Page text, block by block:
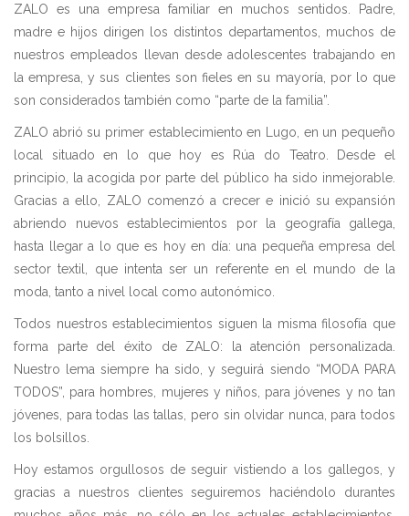
ZALO es una empresa familiar en muchos sentidos. Padre,
madre e hijos dirigen los distintos departamentos, muchos de
nuestros empleados llevan desde adolescentes trabajando en
la empresa, y sus clientes son fieles en su mayoría, por lo que
son considerados también como “parte de la familia”.
ZALO abrió su primer establecimiento en Lugo, en un pequeño
local situado en lo que hoy es Rúa do Teatro. Desde el
principio, la acogida por parte del público ha sido inmejorable.
Gracias a ello, ZALO comenzó a crecer e inició su expansión
abriendo nuevos establecimientos por la geografía gallega,
hasta llegar a lo que es hoy en día: una pequeña empresa del
sector textil, que intenta ser un referente en el mundo de la
moda, tanto a nivel local como autonómico.
Todos nuestros establecimientos siguen la misma filosofía que
forma parte del éxito de ZALO: la atención personalizada.
Nuestro lema siempre ha sido, y seguirá siendo “MODA PARA
TODOS”, para hombres, mujeres y niños, para jóvenes y no tan
jóvenes, para todas las tallas, pero sin olvidar nunca, para todos
los bolsillos.
Hoy estamos orgullosos de seguir vistiendo a los gallegos, y
gracias a nuestros clientes seguiremos haciéndolo durantes